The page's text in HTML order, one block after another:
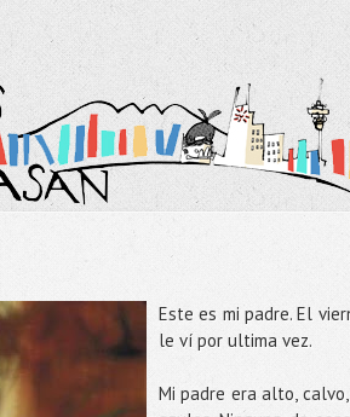
Este es mi padre. El
le ví por ultima vez.
Mi padre era alto,